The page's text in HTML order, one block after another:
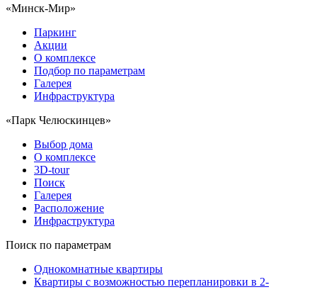
«Минск-Мир»
Паркинг
Акции
О комплексе
Подбор по параметрам
Галерея
Инфраструктура
«Парк Челюскинцев»
Выбор дома
О комплексе
3D-tour
Поиск
Галерея
Расположение
Инфраструктура
Поиск по параметрам
Однокомнатные квартиры
Квартиры с возможностью перепланировки в 2-